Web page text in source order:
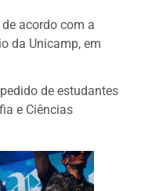
acordo com a
da Unicamp, em
de estudantes
e Ciências